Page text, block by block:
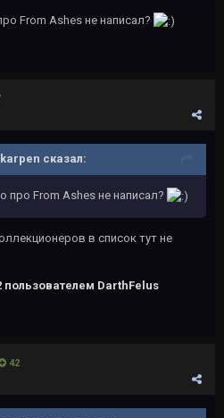
From Ashes не написал?
сказал:
про From Ashes не написал?
в список тут не
пользователем DarthFelus
42